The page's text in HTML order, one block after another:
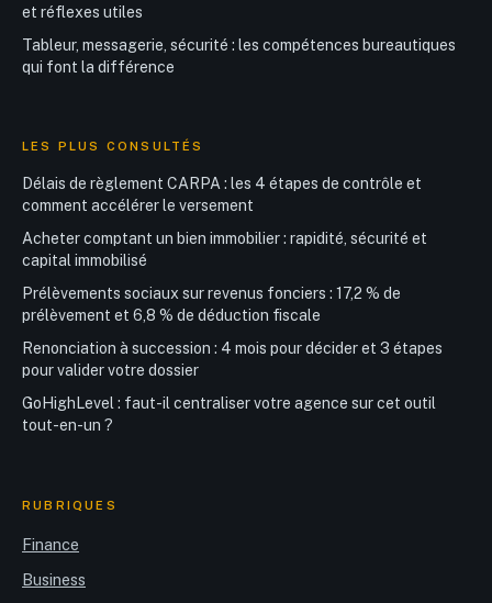
et réflexes utiles
Tableur, messagerie, sécurité : les compétences bureautiques
qui font la différence
LES PLUS CONSULTÉS
Délais de règlement CARPA : les 4 étapes de contrôle et
comment accélérer le versement
Acheter comptant un bien immobilier : rapidité, sécurité et
capital immobilisé
Prélèvements sociaux sur revenus fonciers : 17,2 % de
prélèvement et 6,8 % de déduction fiscale
Renonciation à succession : 4 mois pour décider et 3 étapes
pour valider votre dossier
GoHighLevel : faut-il centraliser votre agence sur cet outil
tout-en-un ?
RUBRIQUES
Finance
Business